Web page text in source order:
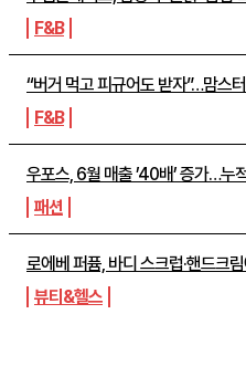
F&B
“버거 먹고 피규어도 받자”…맘스
F&B
우포스, 6월 매출 ’40배’ 증가…누
패션
로에베 퍼퓸, 바디 스크럽·핸드크
뷰티&헬스